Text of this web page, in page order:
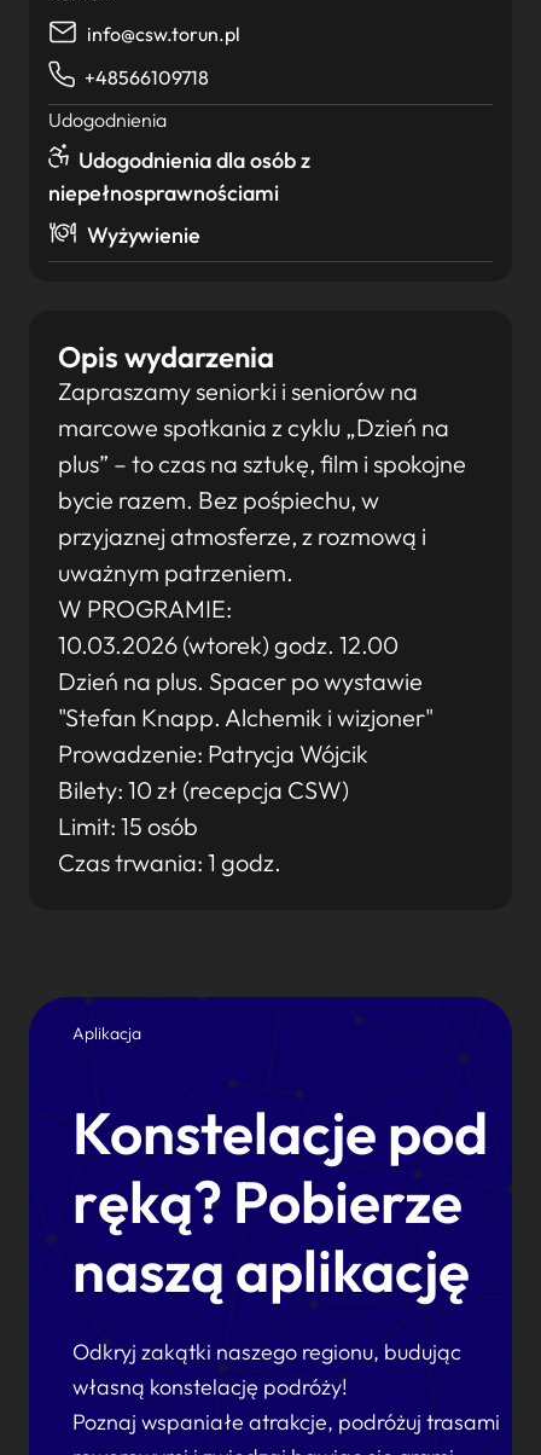
Opis wydarzenia
Zapraszamy seniorki i seniorów na
marcowe spotkania z cyklu „Dzień na
plus” – to czas na sztukę, film i spokojne
bycie razem. Bez pośpiechu, w
przyjaznej atmosferze, z rozmową i
uważnym patrzeniem.
W PROGRAMIE:
10.03.2026 (wtorek) godz. 12.00
Dzień na plus. Spacer po wystawie
"Stefan Knapp. Alchemik i wizjoner"
Prowadzenie: Patrycja Wójcik
Bilety: 10 zł (recepcja CSW)
Limit: 15 osób
Czas trwania: 1 godz.
info@csw.torun.pl
+48566109718
Udogodnienia
Udogodnienia dla osób z
niepełnosprawnościami
Wyżywienie
Aplikacja
Konstelacje pod
ręką? Pobierze
naszą aplikację
Odkryj zakątki naszego regionu, budując
własną konstelację podróży!
Poznaj wspaniałe atrakcje, podróżuj trasami